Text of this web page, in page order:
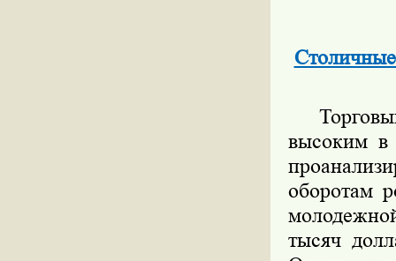
высоким в
оборотам
тысяч